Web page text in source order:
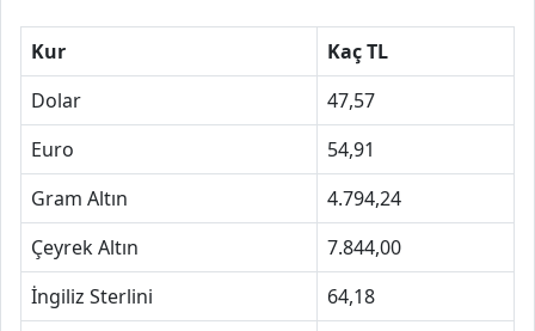
Kur
Kaç TL
Dolar
47,57
Euro
54,91
Gram Altın
4.794,24
Çeyrek Altın
7.844,00
İngiliz Sterlini
64,18